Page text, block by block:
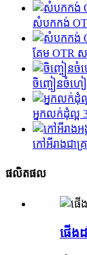
សំបកកង់
គែម OTR
ចិញ្ចៀនចំហៀ
អ្នកលក់ដុំល្អ
កៅអី​រាង​ជា​គ្
ផលិតផល
ផើង